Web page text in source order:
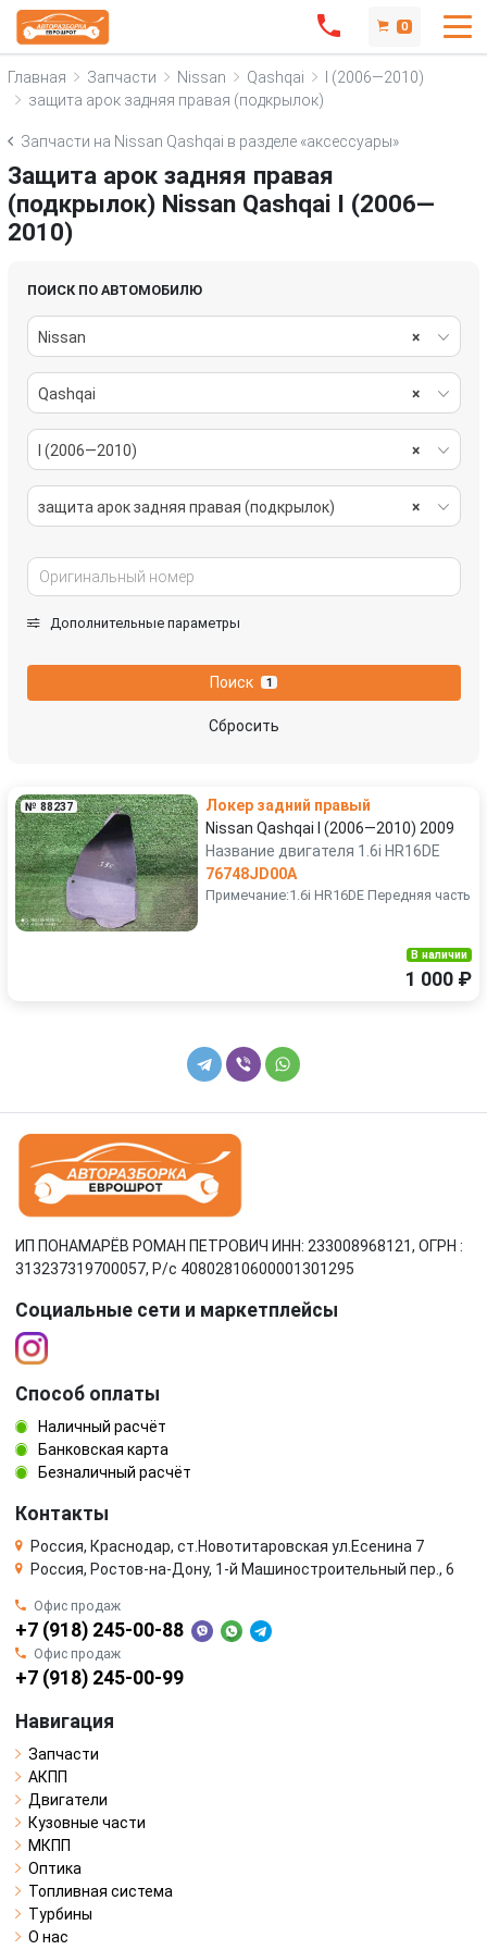
0
Главная Запчасти Nissan Qashqai
I (2006—2010)
защита арок задняя правая (подкрылок)
Запчасти на Nissan Qashqai в разделе «аксессуары»
Защита арок задняя правая
(подкрылок) Nissan Qashqai I (2006—
2010)
ПОИСК ПО АВТОМОБИЛЮ
×
Nissan
×
Qashqai
×
I (2006—2010)
×
защита арок задняя правая (подкрылок)
Дополнительные параметры
Поиск 1
Сбросить
№ 88237
Локер задний правый
Nissan Qashqai I (2006—2010) 2009
Название двигателя 1.6i HR16DE
76748JD00A
Примечание:1.6i HR16DE Передняя часть
В наличии
1 000 ₽
ИП ПОНАМАРЁВ РОМАН ПЕТРОВИЧ ИНН: 233008968121, ОГРН :
313237319700057, Р/c 40802810600001301295
Социальные сети и маркетплейсы
Способ оплаты
Наличный расчёт
Банковская карта
Безналичный расчёт
Контакты
Россия, Краснодар, ст.Новотитаровская ул.Есенина 7
Россия, Ростов-на-Дону, 1-й Машиностроительный пер., 6
Офис продаж
+7 (918) 245-00-88
Офис продаж
+7 (918) 245-00-99
Навигация
Запчасти
АКПП
Двигатели
Кузовные части
МКПП
Оптика
Топливная система
Турбины
О нас